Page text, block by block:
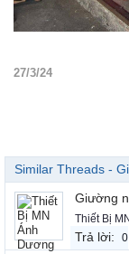
27/3/24
Similar Threads -
Giường
Thiết Bị
Trả lời: 0